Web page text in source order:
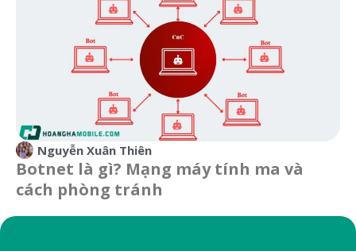
Nguyễn Xuân Thiên
Botnet là gì? Mạng máy tính ma và
cách phòng tránh